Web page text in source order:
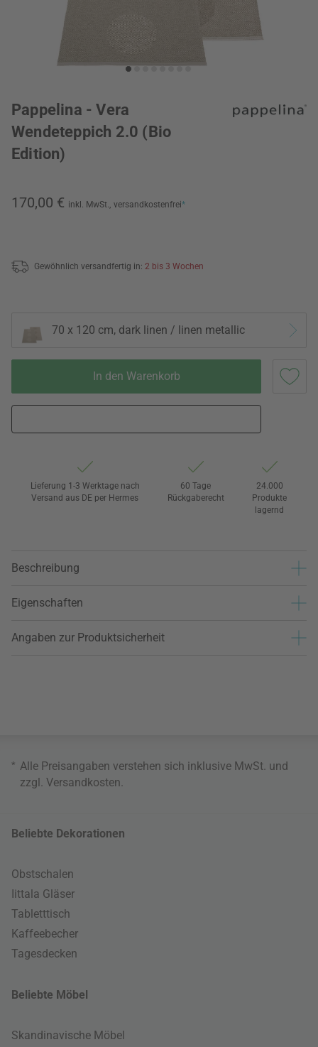
Pappelina - Vera
Wendeteppich 2.0 (Bio
Edition)
170,00 € inkl. MwSt., versandkostenfrei*
Gewöhnlich versandfertig in: 2 bis 3 Wochen
70 x 120 cm, dark linen / linen metallic
In den Warenkorb
Lieferung 1-3 Werktage nach
Versand aus DE per Hermes
60 Tage
Rückgaberecht
24.000
Produkte
lagernd
Beschreibung
Eigenschaften
Angaben zur Produktsicherheit
* Alle Preisangaben verstehen sich inklusive MwSt. und
zzgl. Versandkosten
Beliebte Dekorationen
Obstschalen
Iittala Gläser
Tabletttisch
Kaffeebecher
Tagesdecken
Beliebte Möbel
Skandinavische Möbel